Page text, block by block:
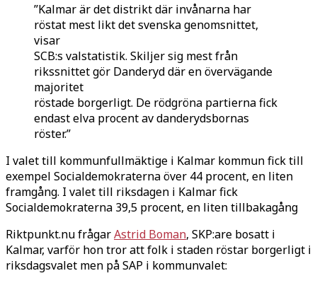
”Kalmar är det distrikt där invånarna har
röstat mest likt det svenska genomsnittet,
visar
SCB:s valstatistik. Skiljer sig mest från
rikssnittet gör Danderyd där en övervägande
majoritet
röstade borgerligt. De rödgröna partierna fick
endast elva procent av danderydsbornas
röster.”
I valet till kommunfullmäktige i Kalmar kommun fick till
exempel Socialdemokraterna över 44 procent, en liten
framgång. I valet till riksdagen i Kalmar fick
Socialdemokraterna 39,5 procent, en liten tillbakagång
Riktpunkt.nu frågarAstrid Boman, SKP:are bosatt i
Kalmar, varför hon tror att folk i staden röstar borgerligt i
riksdagsvalet men på SAP i kommunvalet: